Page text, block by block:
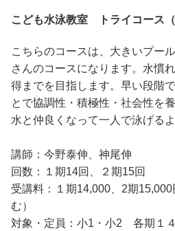
こども⽔泳教室 トライコース（
こちらのコースは、大きいプー
さんのコースになります。水慣
得までを目指します。早い段階
とで協調性・積極性・社会性を養
水と仲良くなって一人で泳げる
講師：今野泰伸、神尾伸
回数：１期14回、２期15回
受講料：１期14,000、2期
む）
対象・定員：小1・小2 各期１